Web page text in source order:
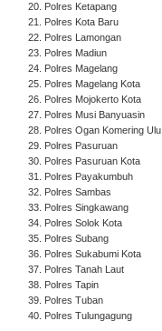
20. Polres Ketapang
21. Polres Kota Baru
22. Polres Lamongan
23. Polres Madiun
24. Polres Magelang
25. Polres Magelang Kota
26. Polres Mojokerto Kota
27. Polres Musi Banyuasin
28. Polres Ogan Komering Ulu
29. Polres Pasuruan
30. Polres Pasuruan Kota
31. Polres Payakumbuh
32. Polres Sambas
33. Polres Singkawang
34. Polres Solok Kota
35. Polres Subang
36. Polres Sukabumi Kota
37. Polres Tanah Laut
38. Polres Tapin
39. Polres Tuban
40. Polres Tulungagung